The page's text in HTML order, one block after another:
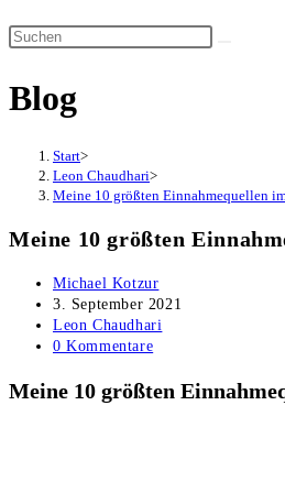
umschalten
Diese
durchsuchen
Blog
Start>
Leon Chaudhari>
Meine 10 größten Einnahmequellen
Meine 10 größten
Beitrags-
Autor:
Michael Kotzur
Beitrag
veröffentlicht:
3. September 2021
Beitrags-
Kategorie:
Leon Chaudhari
Beitrags-
0 Kommentare
Meine 10 größten